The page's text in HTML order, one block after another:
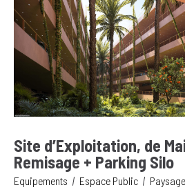
Site d’Exploitation, de
Remisage + Parking Silo
Equipements Espace Public Paysage